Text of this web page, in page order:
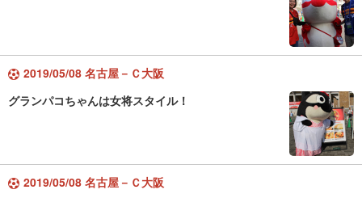
2019/05/08 名古屋－Ｃ大阪
グランパコちゃんは女将スタイル！
2019/05/08 名古屋－Ｃ大阪